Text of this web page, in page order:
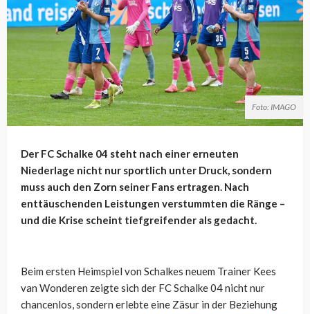
Foto: IMAGO
Der FC Schalke 04 steht nach einer erneuten
Niederlage nicht nur sportlich unter Druck, sondern
muss auch den Zorn seiner Fans ertragen. Nach
enttäuschenden Leistungen verstummten die Ränge –
und die Krise scheint tiefgreifender als gedacht.
Beim ersten Heimspiel von Schalkes neuem Trainer Kees
van Wonderen zeigte sich der FC Schalke 04 nicht nur
chancenlos, sondern erlebte eine Zäsur in der Beziehung